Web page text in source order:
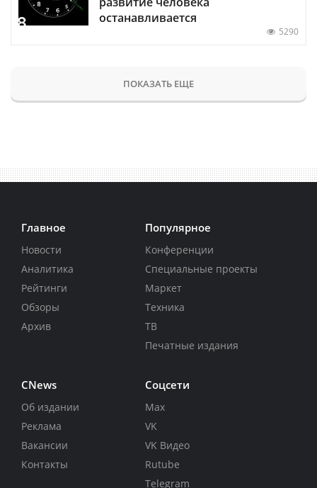
останавливается
5290
ПОКАЗАТЬ ЕЩЕ
Главное
Новости
Аналитика
Рейтинги
Обзоры
Архив
Популярное
Конференции
Специальные проекты
Маркет
Техника
ТВ
Печатные издания
CNews
Об издании
Реклама
Вакансии
Контакты
Соцсети
Max
VK
VK Видео
Rutube
Telegram